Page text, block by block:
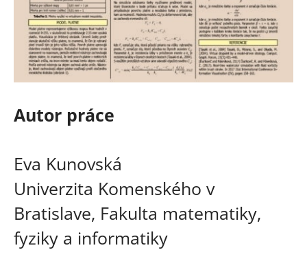
Autor práce
Eva Kunovská
Univerzita Komenského v
Bratislave, Fakulta matematiky,
fyziky a informatiky